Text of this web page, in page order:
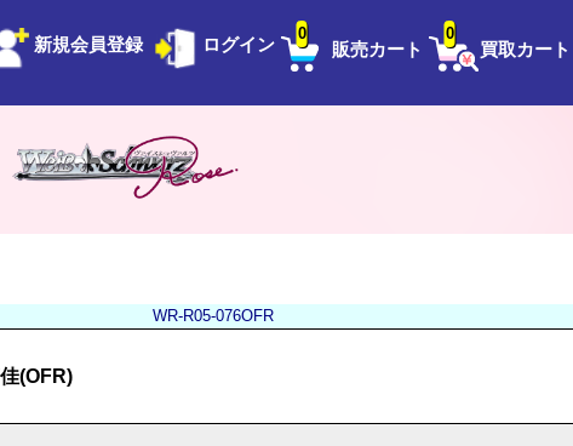
新規会員登録 ログイン 販売カート
0
買取カート
0
WR-R05-076OFR
(OFR)